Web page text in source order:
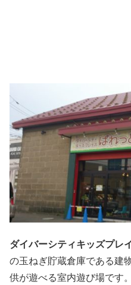
ダイバーシティキッズプレ
の玉ねぎ貯蔵倉庫である建
供が遊べる室内遊び場です